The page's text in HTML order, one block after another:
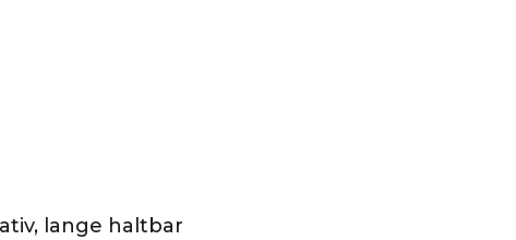
lange haltbar